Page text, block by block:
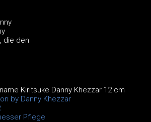
die den
Kiritsuke Danny Khezzar 12 cm
by Danny Khezzar
Pflege